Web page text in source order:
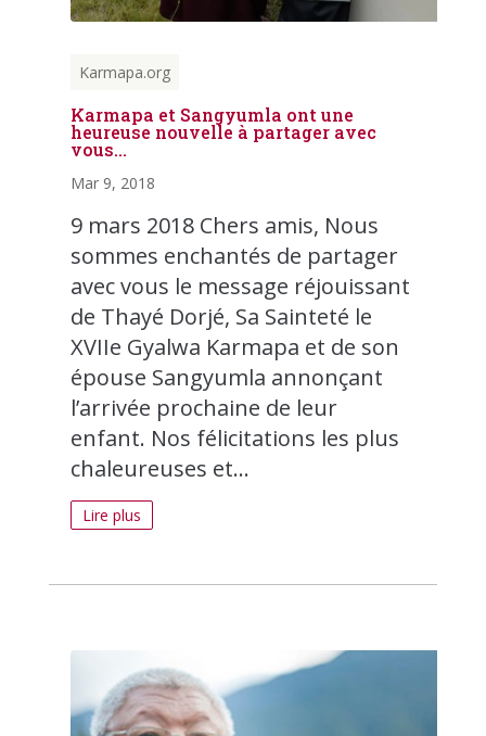
Karmapa.org
Karmapa et Sangyumla ont une
heureuse nouvelle à partager avec
vous…
Mar 9, 2018
9 mars 2018 Chers amis, Nous
sommes enchantés de partager
avec vous le message réjouissant
de Thayé Dorjé, Sa Sainteté le
XVIIe Gyalwa Karmapa et de son
épouse Sangyumla annonçant
l’arrivée prochaine de leur
enfant. Nos félicitations les plus
chaleureuses et...
Lire plus